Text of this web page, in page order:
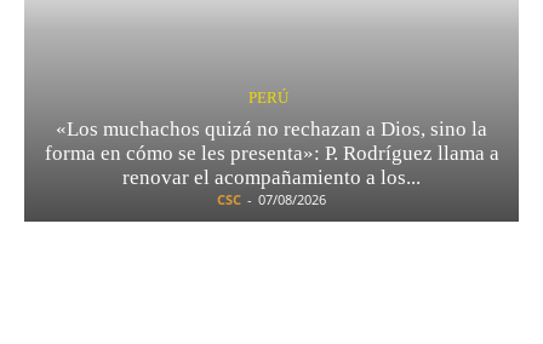
PERÚ
«Los muchachos quizá no rechazan a Dios, sino la
forma en cómo se les presenta»: P. Rodríguez llama a
renovar el acompañamiento a los...
CSC - 07/08/2026